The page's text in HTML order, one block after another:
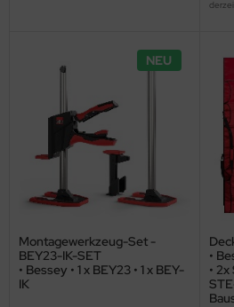
NEU
Montagewerkzeug-Set -
BEY23-IK-SET
• Bessey • 1 x BEY23 • 1 x BEY-
IK
•
•